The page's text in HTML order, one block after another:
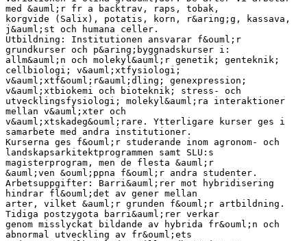
med &auml;r fr a backtrav, raps, tobak,
korgvide (Salix), potatis, korn, r&aring;g, kassava,
j&auml;st och humana celler.
Utbildning: Institutionen ansvarar f&ouml;r
grundkurser och p&aring;byggnadskurser i:
allm&auml;n och molekyl&auml;r genetik; genteknik;
cellbiologi; v&auml;xtfysiologi;
v&auml;xtf&ouml;r&auml;dling; genexpression;
v&auml;xtbiokemi och bioteknik; stress- och
utvecklingsfysiologi; molekyl&auml;ra interaktioner
mellan v&auml;xter och
v&auml;xtskadeg&ouml;rare. Ytterligare kurser ges i
samarbete med andra institutioner.
Kurserna ges f&ouml;r studerande inom agronom- och
landskapsarkitektprogrammen samt SLU:s
magisterprogram, men de flesta &auml;r
&auml;ven &ouml;ppna f&ouml;r andra studenter.
Arbetsuppgifter: Barri&auml;rer mot hybridisering
hindrar fl&ouml;det av gener mellan
arter, vilket &auml;r grunden f&ouml;r artbildning.
Tidiga postzygota barri&auml;rer verkar
genom misslyckat bildande av hybrida fr&ouml;n och
abnormal utveckling av fr&ouml;ets